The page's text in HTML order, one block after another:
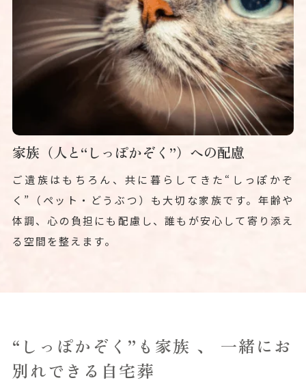
家族（人と“しっぽかぞく”）への配慮
ご遺族はもちろん、共に暮らしてきた“しっぽかぞ
く”（ペット・どうぶつ）も大切な家族です。年齢や
体調、心の負担にも配慮し、誰もが安心して寄り添え
る空間を整えます。
“しっぽかぞく”も家族 、 一緒にお
別れできる自宅葬